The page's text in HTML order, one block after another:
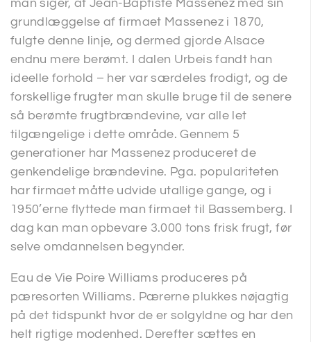
man siger, at Jean-Baptiste Massenez med sin
grundlæggelse af firmaet Massenez i 1870,
fulgte denne linje, og dermed gjorde Alsace
endnu mere berømt. I dalen Urbeis fandt han
ideelle forhold – her var særdeles frodigt, og de
forskellige frugter man skulle bruge til de senere
så berømte frugtbrændevine, var alle let
tilgængelige i dette område. Gennem 5
generationer har Massenez produceret de
genkendelige brændevine. Pga. populariteten
har firmaet måtte udvide utallige gange, og i
1950’erne flyttede man firmaet til Bassemberg. I
dag kan man opbevare 3.000 tons frisk frugt, før
selve omdannelsen begynder.
Eau de Vie Poire Williams produceres på
pæresorten Williams. Pærerne plukkes nøjagtig
på det tidspunkt hvor de er solgyldne og har den
helt rigtige modenhed. Derefter sættes en